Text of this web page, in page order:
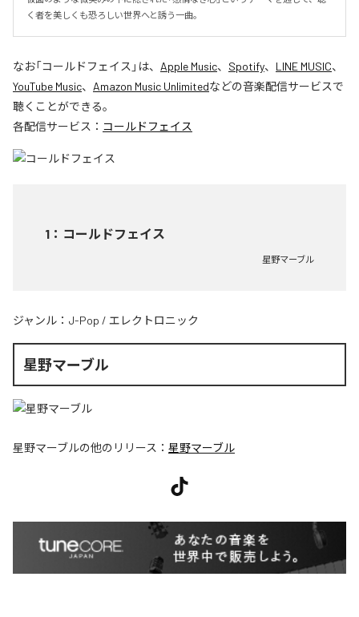
く者を美しくも恐ろしい世界へと誘う一曲。
なお「コールドフェイス 」は、 Apple Music、 Spotify、 LINE MUSIC、
YouTube Music、 Amazon Music Unlimitedなどの音楽配信サービスで
聴くことができる。
各配信サービス： コールドフェイス
1 ： コールドフェイス
星野マーブル
ジャンル： J-Pop / エレクトロニック
星野マーブル
星野マーブルの他のリリース： 星野マーブル